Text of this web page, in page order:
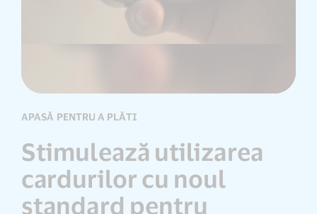
APASĂ PENTRU A PLĂTI
Stimulează utilizarea
cardurilor cu noul
standard pentru